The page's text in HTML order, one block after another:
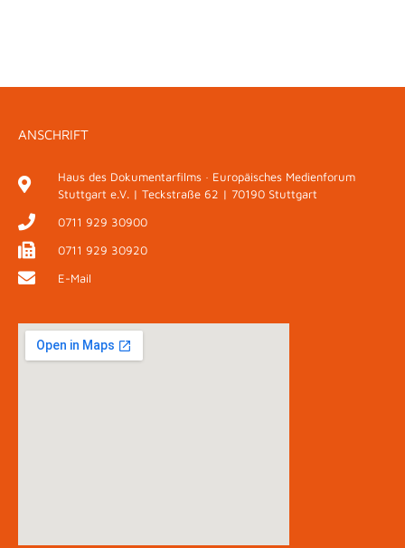
ANSCHRIFT
Haus des Dokumentarfilms · Europäisches Medienforum
Stuttgart e.V. | Teckstraße 62 | 70190 Stuttgart
0711 929 30900
0711 929 30920
E-Mail